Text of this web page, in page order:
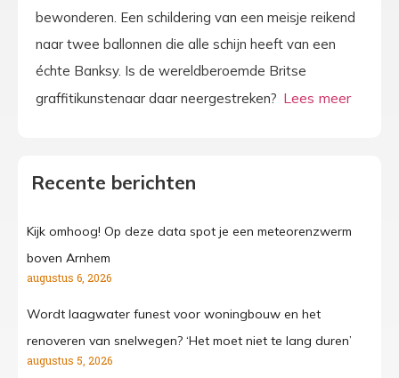
bewonderen. Een schildering van een meisje reikend
naar twee ballonnen die alle schijn heeft van een
échte Banksy. Is de wereldberoemde Britse
graffitikunstenaar daar neergestreken?
Recente berichten
Kijk omhoog! Op deze data spot je een meteorenzwerm
boven Arnhem
augustus 6, 2026
Wordt laagwater funest voor woningbouw en het
renoveren van snelwegen? ‘Het moet niet te lang duren’
augustus 5, 2026